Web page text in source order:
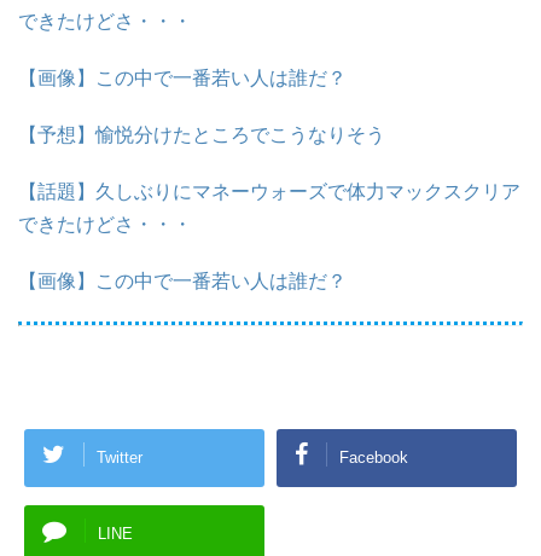
できたけどさ・・・
【画像】この中で一番若い人は誰だ？
【予想】愉悦分けたところでこうなりそう
【話題】久しぶりにマネーウォーズで体力マックスクリア
できたけどさ・・・
【画像】この中で一番若い人は誰だ？
Twitter Facebook
LINE